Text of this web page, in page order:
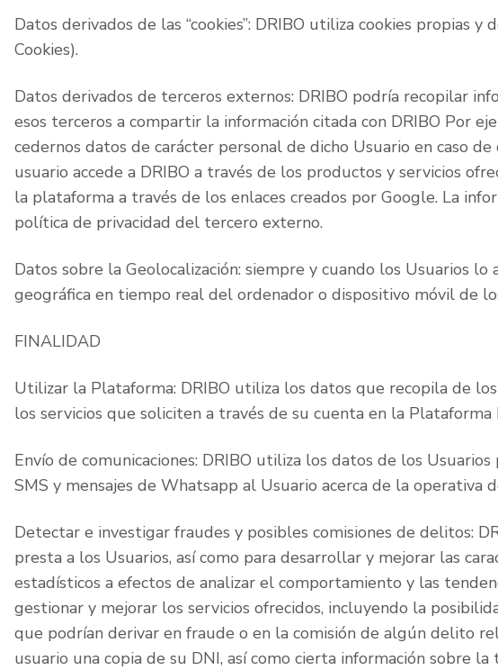
Datos derivados de las “cookies”: DRIBO utiliza cookies propias
Cookies).
Datos derivados de terceros externos: DRIBO podría recopilar
esos terceros a compartir la información citada con DRIBO Por
cedernos datos de carácter personal de dicho Usuario en caso
usuario accede a DRIBO a través de los productos y servicios
la plataforma a través de los enlaces creados por Google. La
política de privacidad del tercero externo.
Datos sobre la Geolocalización: siempre y cuando los Usuarios
geográfica en tiempo real del ordenador o dispositivo móvil de
FINALIDAD
Utilizar la Plataforma: DRIBO utiliza los datos que recopila de
los servicios que soliciten a través de su cuenta en la Plataforma
Envío de comunicaciones: DRIBO utiliza los datos de los
SMS y mensajes de Whatsapp al Usuario acerca de la operativa
Detectar e investigar fraudes y posibles comisiones de delitos:
presta a los Usuarios, así como para desarrollar y mejorar las
estadísticos a efectos de analizar el comportamiento y las
gestionar y mejorar los servicios ofrecidos, incluyendo la
que podrían derivar en fraude o en la comisión de algún delito
usuario una copia de su DNI, así como cierta información sobre